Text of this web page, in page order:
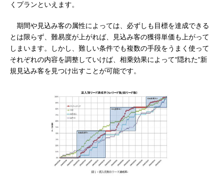
くプランといえます。
期間や見込み客の属性によっては、必ずしも目標を達成できる
とは限らず、難易度が上がれば、見込み客の獲得単価も上がって
しまいます。しかし、難しい条件でも複数の手段をうまく使って
それぞれの内容を調整していけば、相乗効果によって“隠れた”新
規見込み客を見つけ出すことが可能です。